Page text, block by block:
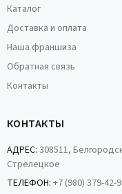
Каталог
Доставка и оплата
Наша франшиза
Обратная связь
Контакты
КОНТАКТЫ
АДРЕС: 308511,
Стрелецкое
ТЕЛЕФОН: +7 (980) 379-42-